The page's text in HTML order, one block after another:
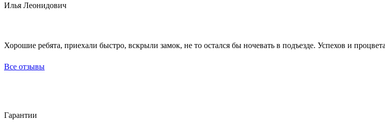
Илья Леонидович
Хорошие ребята, приехали быстро, вскрыли замок, не то остался бы ночевать в подъезде. Успехов и
Все отзывы
Гарантии